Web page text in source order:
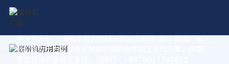
作为专业的 上海建冶磨粉机腻子粉加工机器 报价 制造厂家，
我们致力于为您量身定制高价值的粉体加工系统方案。获取厂